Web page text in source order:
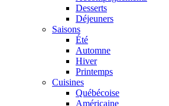
Desserts
Déjeuners
Saisons
Été
Automne
Hiver
Printemps
Cuisines
Québécoise
Américaine